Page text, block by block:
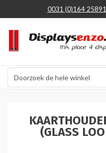
0031 (0)164
(GLASS